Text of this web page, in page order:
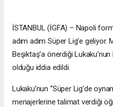
İSTANBUL (İGFA) – Napoli
adım adım Süper Lig’e
Beşiktaş’a önerdiği Lukaku’nun
olduğu iddia edildi.
Lukaku’nun “Süper Lig’de
menajerlerine talimat verdiği